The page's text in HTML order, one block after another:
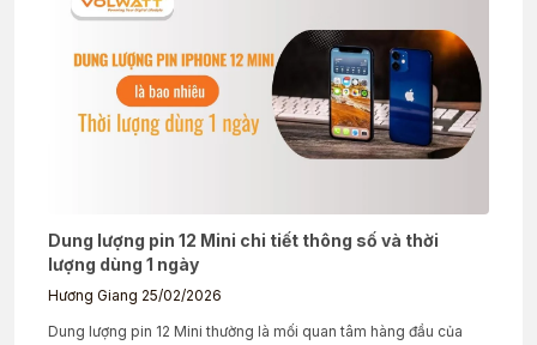
Dung lượng pin 12 Mini chi tiết thông số và thời
lượng dùng 1 ngày
Hương Giang 25/02/2026
Dung lượng pin 12 Mini thường là mối quan tâm hàng đầu của